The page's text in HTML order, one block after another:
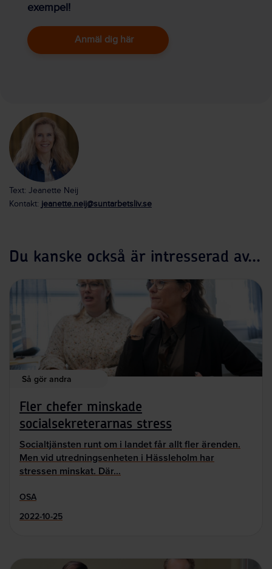
exempel!
Anmäl dig här
Text: Jeanette Neij
Kontakt: jeanette.neij@suntarbetsliv.se
Du kanske också är intresserad av...
Så gör andra
Fler chefer minskade
socialsekreterarnas stress
Socialtjänsten runt om i landet får allt fler ärenden.
Men vid utredningsenheten i Hässleholm har
stressen minskat. Där…
OSA
2022-10-25